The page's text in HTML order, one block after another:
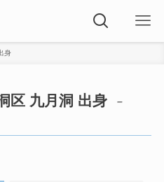
身
区 九月洞 出身
–